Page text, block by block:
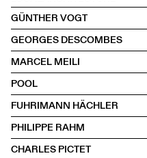
GÜNTHER VOGT
GEORGES DESCOMBES
MARCEL MEILI
POOL
FUHRIMANN HÄCHLER
PHILIPPE RAHM
CHARLES PICTET